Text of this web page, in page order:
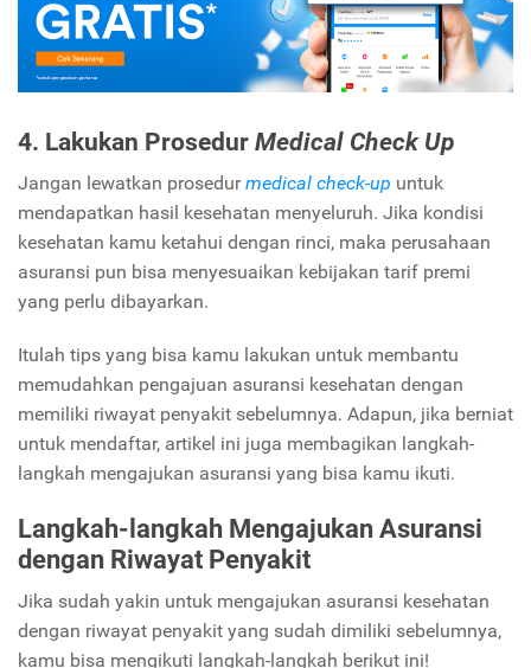
4. Lakukan Prosedur Medical Check Up
Jangan lewatkan prosedurmedical check-up untuk
mendapatkan hasil kesehatan menyeluruh. Jika kondisi
kesehatan kamu ketahui dengan rinci, maka perusahaan
asuransi pun bisa menyesuaikan kebijakan tarif premi
yang perlu dibayarkan.
Itulah tips yang bisa kamu lakukan untuk membantu
memudahkan pengajuan asuransi kesehatan dengan
memiliki riwayat penyakit sebelumnya. Adapun, jika berniat
untuk mendaftar, artikel ini juga membagikan langkah-
langkah mengajukan asuransi yang bisa kamu ikuti.
Langkah-langkah Mengajukan Asuransi
dengan Riwayat Penyakit
Jika sudah yakin untuk mengajukan asuransi kesehatan
dengan riwayat penyakit yang sudah dimiliki sebelumnya,
kamu bisa mengikuti langkah-langkah berikut ini!